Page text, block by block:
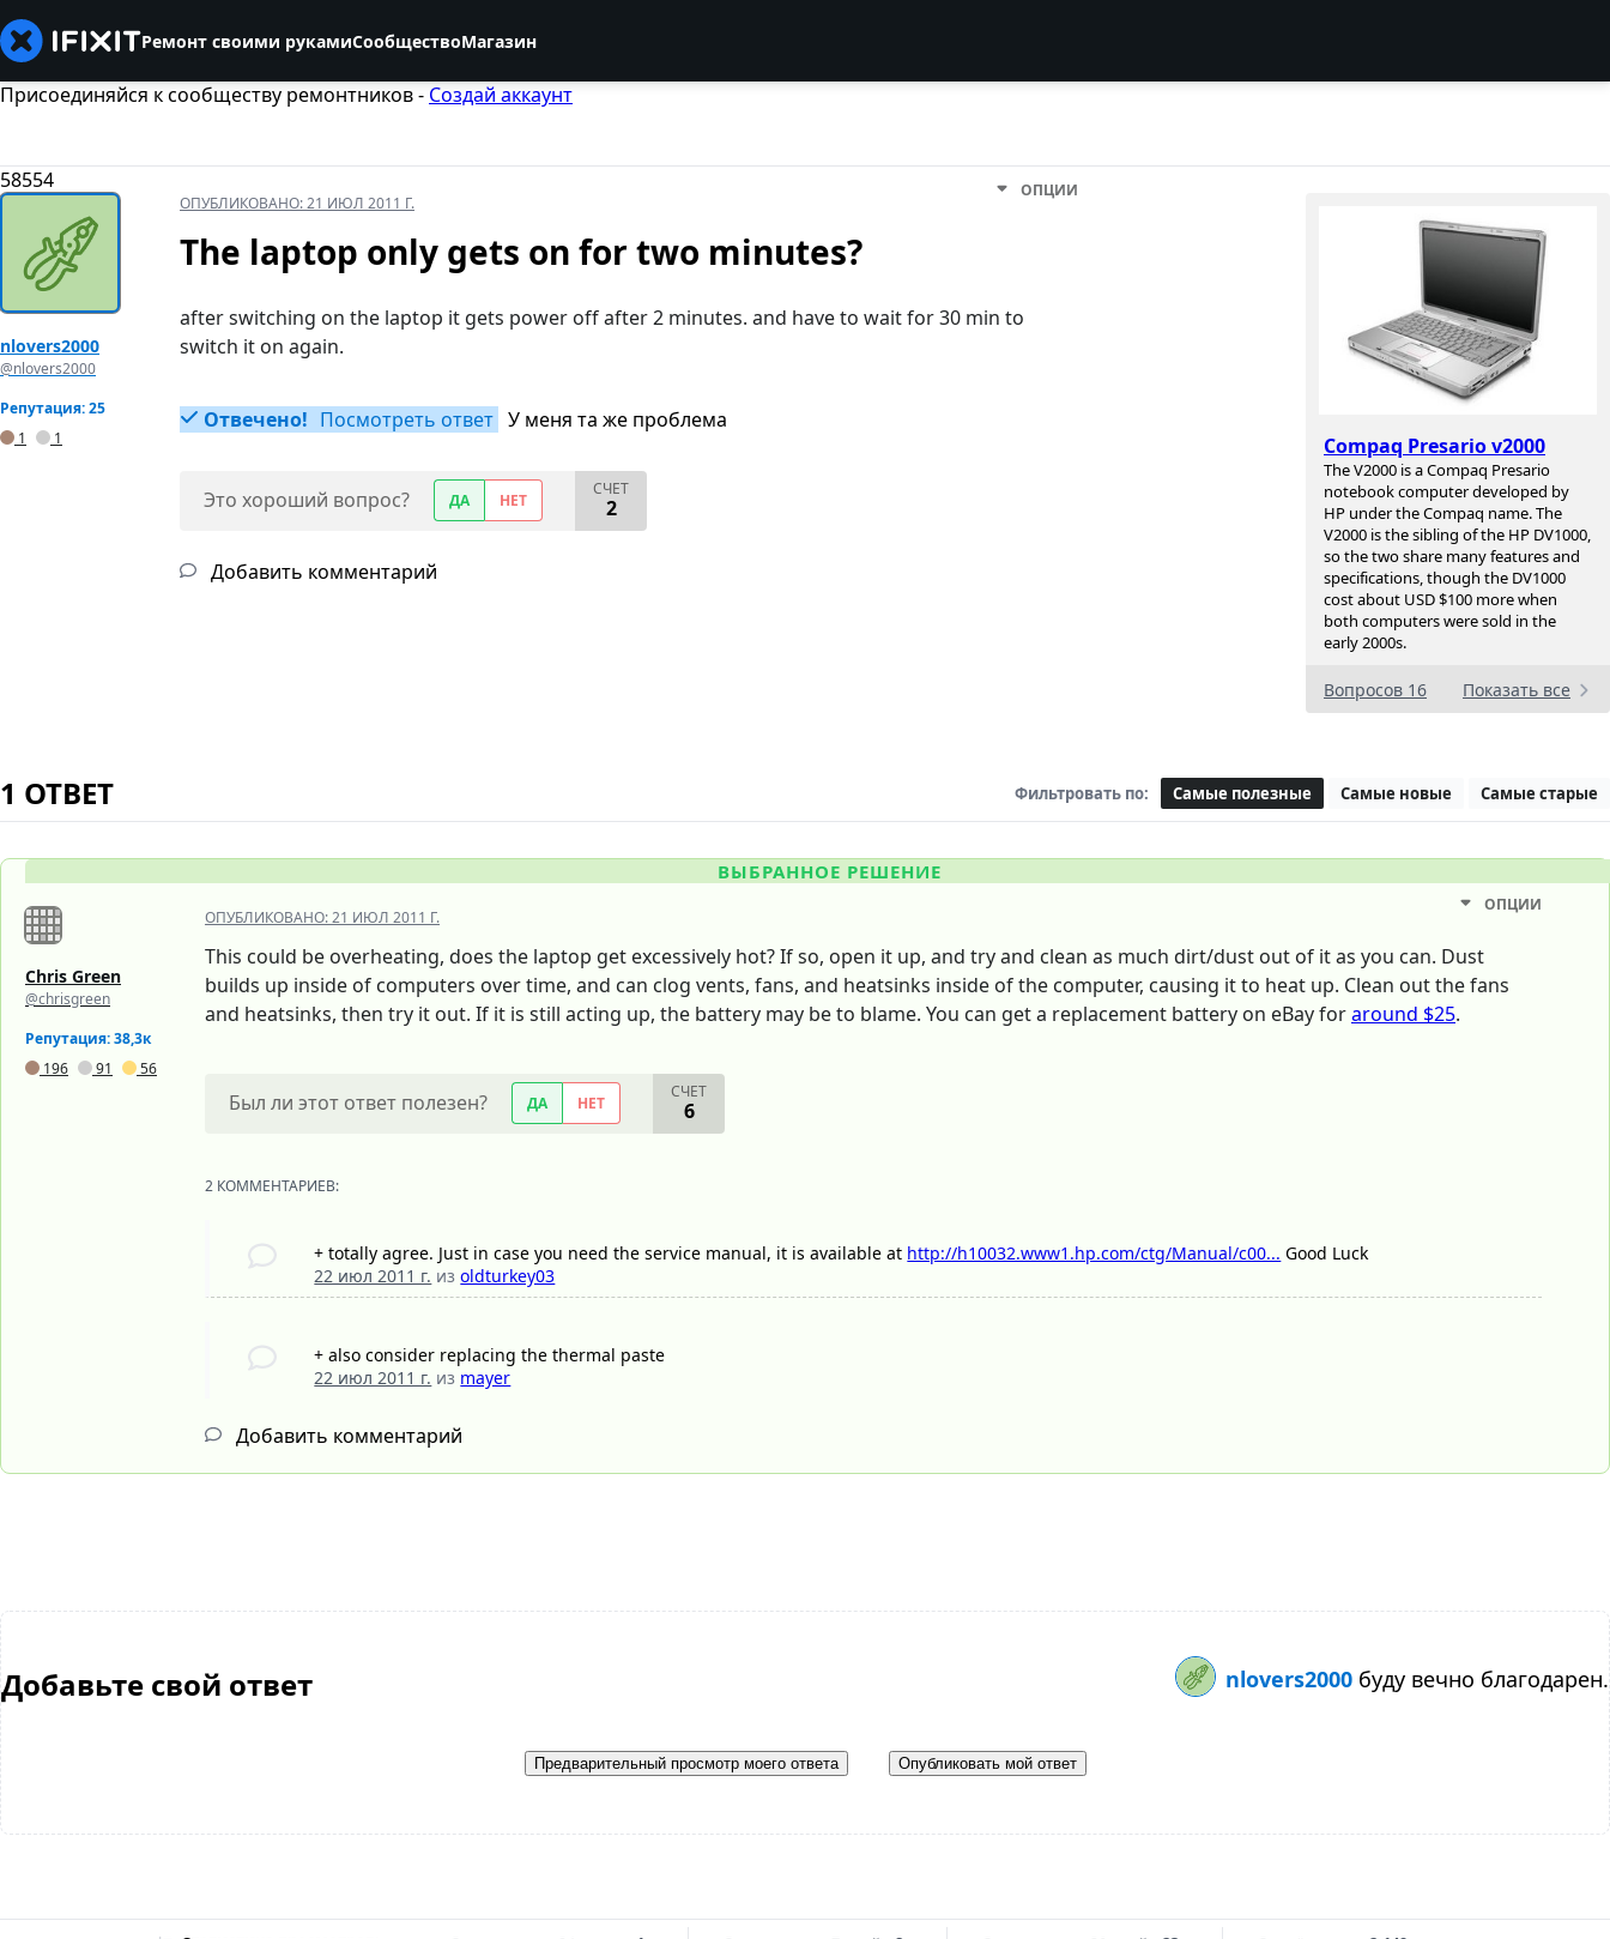
Ремонт своими рукамиСообществоМагазин
Присоединяйся к сообществу ремонтников - Создай аккаунт
58554
Compaq Presario v2000
The V2000 is a Compaq Presario
notebook computer developed by
HP under the Compaq name. The
V2000 is the sibling of the HP DV1000,
so the two share many features and
specifications, though the DV1000
cost about USD $100 more when
both computers were sold in the
early 2000s.
Вопросов 16 Показать все
nlovers2000
@nlovers2000
Репутация: 25
1
1
ОПУБЛИКОВАНО:21 ИЮЛ 2011 Г.
ОПЦИИ
The laptop only gets on for two minutes?
after switching on the laptop it gets power off after 2 minutes. and have to wait for 30 min to
switch it on again.
Отвечено! Посмотреть ответ У меня та же проблема
Это хороший вопрос? ДА НЕТ
СЧЕТ
2
Добавить комментарий
1 ОТВЕТ Фильтровать по: Самые полезные Самые новые Самые старые
ВЫБРАННОЕ РЕШЕНИЕ
Chris Green
@chrisgreen
Репутация: 38,3к
196
91 56
ОПУБЛИКОВАНО:21 ИЮЛ 2011 Г.
ОПЦИИ
This could be overheating, does the laptop get excessively hot? If so, open it up, and try and clean as much dirt/dust out of it as you can. Dust
builds up inside of computers over time, and can clog vents, fans, and heatsinks inside of the computer, causing it to heat up. Clean out the fans
and heatsinks, then try it out. If it is still acting up, the battery may be to blame. You can get a replacement battery on eBay foraround $25.
Был ли этот ответ полезен? ДА НЕТ
СЧЕТ
6
2 КОММЕНТАРИЕВ:
+ totally agree. Just in case you need the service manual, it is available at http://h10032.www1.hp.com/ctg/Manual/c00... Good Luck
22 июл 2011 г. изoldturkey03
+ also consider replacing the thermal paste
22 июл 2011 г. из mayer
Добавить комментарий
Добавьте свой ответ nlovers2000 буду вечно благодарен.
Предварительный просмотр моего ответа Опубликовать мой ответ